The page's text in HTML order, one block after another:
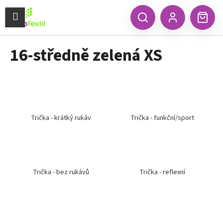
obsah
HledatPřihlášení
Menu
16-středně zelená XS
Trička - krátký rukáv Trička - funkční/sport
Trička - bez rukávů Trička - reflexní
K
š Zpět
Zpět
C